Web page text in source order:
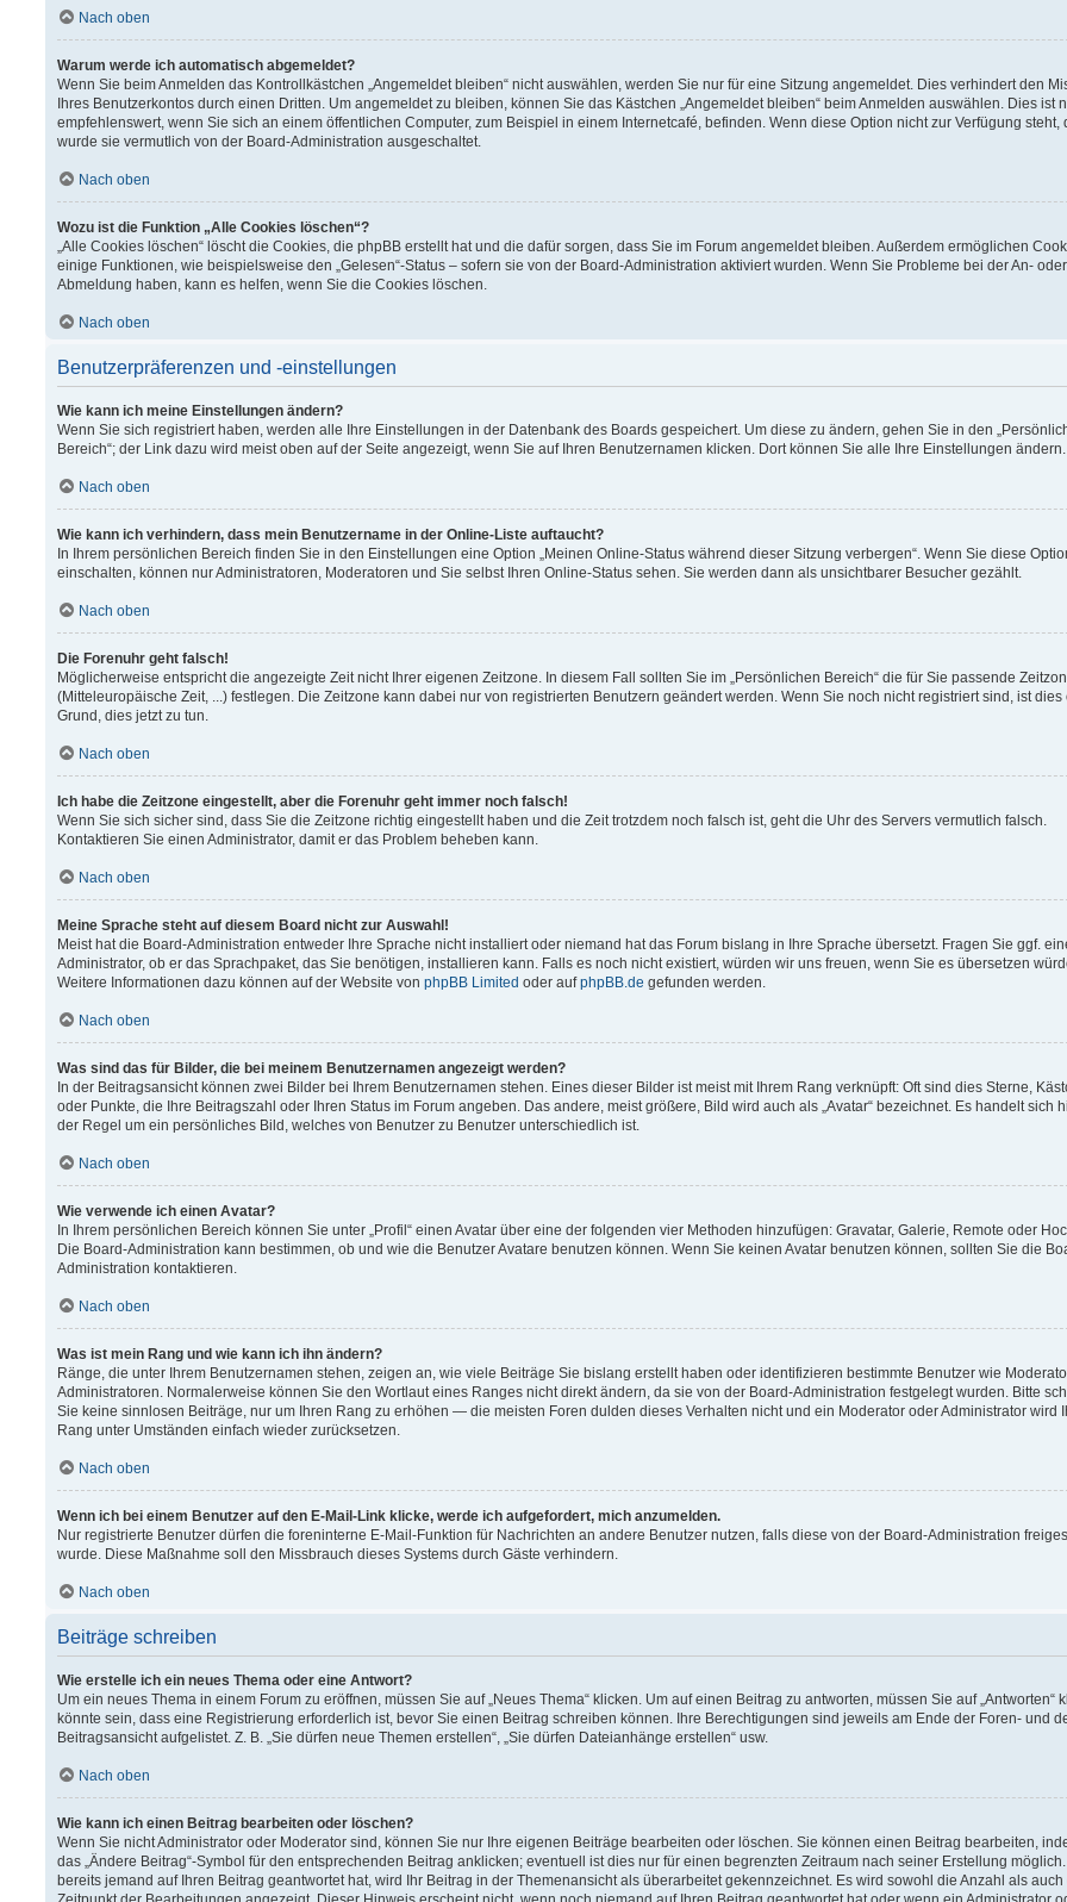
Nach oben
Warum werde ich automatisch abgemeldet?
Wenn Sie beim Anmelden das Kontrollkästchen „Angemeldet bleiben“ nicht auswählen, werden Sie nur für eine Sitzung angemeldet. Dies verhindert den
Ihres Benutzerkontos durch einen Dritten. Um angemeldet zu bleiben, können Sie das Kästchen „Angemeldet bleiben“ beim Anmelden auswählen. Dies ist
empfehlenswert, wenn Sie sich an einem öffentlichen Computer, zum Beispiel in einem Internetcafé, befinden. Wenn diese Option nicht zur Verfügung steht,
wurde sie vermutlich von der Board-Administration ausgeschaltet.
Nach oben
Wozu ist die Funktion „Alle Cookies löschen“?
„Alle Cookies löschen“ löscht die Cookies, die phpBB erstellt hat und die dafür sorgen, dass Sie im Forum angemeldet bleiben. Außerdem ermöglichen
einige Funktionen, wie beispielsweise den „Gelesen“-Status – sofern sie von der Board-Administration aktiviert wurden. Wenn Sie Probleme bei der An- oder
Abmeldung haben, kann es helfen, wenn Sie die Cookies löschen.
Nach oben
Benutzerpräferenzen und -einstellungen
Wie kann ich meine Einstellungen ändern?
Wenn Sie sich registriert haben, werden alle Ihre Einstellungen in der Datenbank des Boards gespeichert. Um diese zu ändern, gehen Sie in den
Bereich“; der Link dazu wird meist oben auf der Seite angezeigt, wenn Sie auf Ihren Benutzernamen klicken. Dort können Sie alle Ihre Einstellungen ändern.
Nach oben
Wie kann ich verhindern, dass mein Benutzername in der Online-Liste auftaucht?
In Ihrem persönlichen Bereich finden Sie in den Einstellungen eine Option „Meinen Online-Status während dieser Sitzung verbergen“. Wenn Sie diese
einschalten, können nur Administratoren, Moderatoren und Sie selbst Ihren Online-Status sehen. Sie werden dann als unsichtbarer Besucher gezählt.
Nach oben
Die Forenuhr geht falsch!
Möglicherweise entspricht die angezeigte Zeit nicht Ihrer eigenen Zeitzone. In diesem Fall sollten Sie im „Persönlichen Bereich“ die für Sie passende
(Mitteleuropäische Zeit, ...) festlegen. Die Zeitzone kann dabei nur von registrierten Benutzern geändert werden. Wenn Sie noch nicht registriert sind, ist dies
Grund, dies jetzt zu tun.
Nach oben
Ich habe die Zeitzone eingestellt, aber die Forenuhr geht immer noch falsch!
Wenn Sie sich sicher sind, dass Sie die Zeitzone richtig eingestellt haben und die Zeit trotzdem noch falsch ist, geht die Uhr des Servers vermutlich falsch.
Kontaktieren Sie einen Administrator, damit er das Problem beheben kann.
Nach oben
Meine Sprache steht auf diesem Board nicht zur Auswahl!
Meist hat die Board-Administration entweder Ihre Sprache nicht installiert oder niemand hat das Forum bislang in Ihre Sprache übersetzt. Fragen Sie ggf.
Administrator, ob er das Sprachpaket, das Sie benötigen, installieren kann. Falls es noch nicht existiert, würden wir uns freuen, wenn Sie es übersetzen
Weitere Informationen dazu können auf der Website von phpBB Limited oder aufphpBB.de gefunden werden.
Nach oben
Was sind das für Bilder, die bei meinem Benutzernamen angezeigt werden?
In der Beitragsansicht können zwei Bilder bei Ihrem Benutzernamen stehen. Eines dieser Bilder ist meist mit Ihrem Rang verknüpft: Oft sind dies Sterne,
oder Punkte, die Ihre Beitragszahl oder Ihren Status im Forum angeben. Das andere, meist größere, Bild wird auch als „Avatar“ bezeichnet. Es handelt sich
der Regel um ein persönliches Bild, welches von Benutzer zu Benutzer unterschiedlich ist.
Nach oben
Wie verwende ich einen Avatar?
In Ihrem persönlichen Bereich können Sie unter „Profil“ einen Avatar über eine der folgenden vier Methoden hinzufügen: Gravatar, Galerie, Remote oder
Die Board-Administration kann bestimmen, ob und wie die Benutzer Avatare benutzen können. Wenn Sie keinen Avatar benutzen können, sollten Sie die
Administration kontaktieren.
Nach oben
Was ist mein Rang und wie kann ich ihn ändern?
Ränge, die unter Ihrem Benutzernamen stehen, zeigen an, wie viele Beiträge Sie bislang erstellt haben oder identifizieren bestimmte Benutzer wie
Administratoren. Normalerweise können Sie den Wortlaut eines Ranges nicht direkt ändern, da sie von der Board-Administration festgelegt wurden. Bitte
Sie keine sinnlosen Beiträge, nur um Ihren Rang zu erhöhen — die meisten Foren dulden dieses Verhalten nicht und ein Moderator oder Administrator wird
Rang unter Umständen einfach wieder zurücksetzen.
Nach oben
Wenn ich bei einem Benutzer auf den E-Mail-Link klicke, werde ich aufgefordert, mich anzumelden.
Nur registrierte Benutzer dürfen die foreninterne E-Mail-Funktion für Nachrichten an andere Benutzer nutzen, falls diese von der Board-Administration
wurde. Diese Maßnahme soll den Missbrauch dieses Systems durch Gäste verhindern.
Nach oben
Beiträge schreiben
Wie erstelle ich ein neues Thema oder eine Antwort?
Um ein neues Thema in einem Forum zu eröffnen, müssen Sie auf „Neues Thema“ klicken. Um auf einen Beitrag zu antworten, müssen Sie auf „Antworten“
könnte sein, dass eine Registrierung erforderlich ist, bevor Sie einen Beitrag schreiben können. Ihre Berechtigungen sind jeweils am Ende der Foren- und
Beitragsansicht aufgelistet. Z. B. „Sie dürfen neue Themen erstellen“, „Sie dürfen Dateianhänge erstellen“ usw.
Nach oben
Wie kann ich einen Beitrag bearbeiten oder löschen?
Wenn Sie nicht Administrator oder Moderator sind, können Sie nur Ihre eigenen Beiträge bearbeiten oder löschen. Sie können einen Beitrag bearbeiten,
das „Ändere Beitrag“-Symbol für den entsprechenden Beitrag anklicken; eventuell ist dies nur für einen begrenzten Zeitraum nach seiner Erstellung
bereits jemand auf Ihren Beitrag geantwortet hat, wird Ihr Beitrag in der Themenansicht als überarbeitet gekennzeichnet. Es wird sowohl die Anzahl als auch